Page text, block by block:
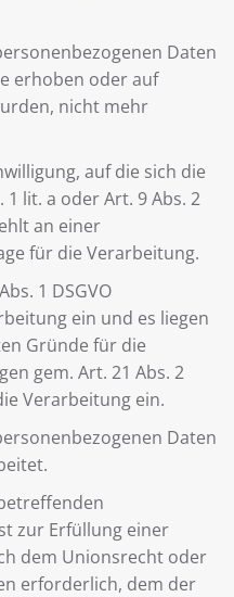
Daten
erhoben oder auf
nicht mehr
auf die sich die
lit. a oder Art. 9 Abs. 2
an einer
für die Verarbeitung.
1 DSGVO
ein und es liegen
Gründe für die
gem. Art. 21 Abs. 2
Verarbeitung ein.
Daten
zur Erfüllung einer
dem Unionsrecht oder
erforderlich, dem der